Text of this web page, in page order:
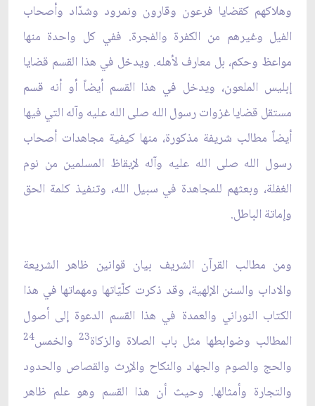
وهلاكهم كقضايا فرعون وقارون ونمرود وشدّاد وأصحاب
الفيل وغيرهم من الكفرة والفجرة. ففي كل واحدة منها
مواعظ وحكم، بل معارف لأهله. ويدخل في هذا القسم قضايا
إبليس الملعون، ويدخل في هذا القسم أيضاً أو أنه قسم
مستقل قضايا غزوات رسول الله صلى الله عليه وآله التي فيها
أيضاً مطالب شريفة مذكورة، منها كيفية مجاهدات أصحاب
رسول الله صلى الله عليه وآله لإيقاظ المسلمين من نوم
الغفلة، وبعثهم للمجاهدة في سبيل الله، وتنفيذ كلمة الحق
وإماتة الباطل.
ومن مطالب القرآن الشريف بيان قوانين ظاهر الشريعة
والاداب والسنن الإلهية، وقد ذكرت كلّيّاتها ومهماتها في هذا
الكتاب النوراني والعمدة في هذا القسم الدعوة إلى أصول
المطالب وضوابطها مثل باب الصلاة والزكاة23والخمس24
والحج والصوم والجهاد والنكاح والإرث والقصاص والحدود
والتجارة وأمثالها. وحيث أن هذا القسم وهو علم ظاهر